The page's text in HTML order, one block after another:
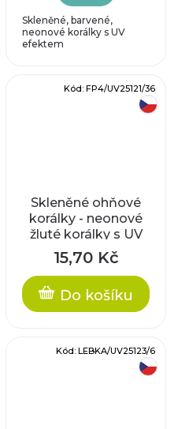
Skleněné, barvené,
neonové korálky s UV
efektem
Skleněné ohňové
korálky - neonové
žluté korálky s UV
efektem, cca 4mm
15,70 Kč
Do košíku
Kód: FP4/UV25121/36
Kód: LEBKA/UV25123/6